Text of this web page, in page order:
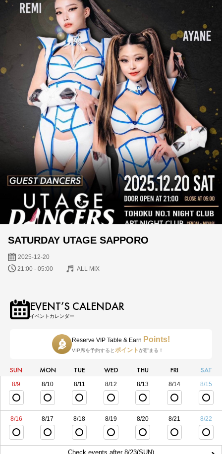
SATURDAY UTAGE SAPPORO
2025-12-20
21:00 - 05:00 ALL MIX
EVENT’S CALENDAR
イベントカレンダー
Reserve VIP Table & Earn Points!
VIP席を予約すると ポイント が貯まる！
SUN MON TUE WED THU FRI SAT
8/9 8/10 8/11 8/12 8/13 8/14 8/15
8/16 8/17 8/18 8/19 8/20 8/21 8/22
Check events after 8/23(SUN)